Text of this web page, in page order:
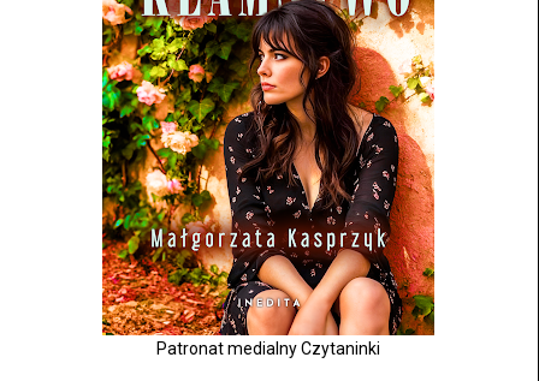
Patronat medialny Czytaninki